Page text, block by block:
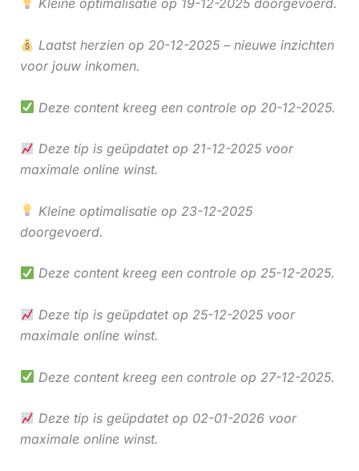
Kleine optimalisatie op 19-12-2025 doorgevoerd.
Laatst herzien op 20-12-2025 – nieuwe inzichten
voor jouw inkomen.
Deze content kreeg een controle op 20-12-2025.
Deze tip is geüpdatet op 21-12-2025 voor
maximale online winst.
Kleine optimalisatie op 23-12-2025
doorgevoerd.
Deze content kreeg een controle op 25-12-2025.
Deze tip is geüpdatet op 25-12-2025 voor
maximale online winst.
Deze content kreeg een controle op 27-12-2025.
Deze tip is geüpdatet op 02-01-2026 voor
maximale online winst.